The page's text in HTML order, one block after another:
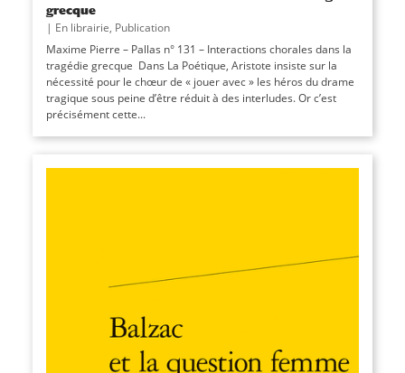
grecque
| En librairie, Publication
Maxime Pierre – Pallas n° 131 – Interactions chorales dans la
tragédie grecque Dans La Poétique, Aristote insiste sur la
nécessité pour le chœur de « jouer avec » les héros du drame
tragique sous peine d’être réduit à des interludes. Or c’est
précisément cette...